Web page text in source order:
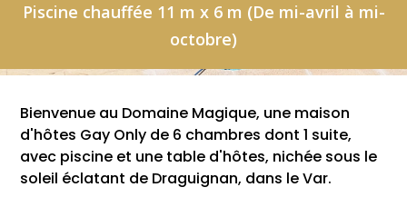
Piscine chauffée 11 m x 6 m (De mi-avril à mi-
octobre)
Bienvenue au Domaine Magique, une maison
d'hôtes Gay Only de 6 chambres dont 1 suite,
avec piscine et une table d'hôtes, nichée sous le
soleil éclatant de Draguignan, dans le Var.